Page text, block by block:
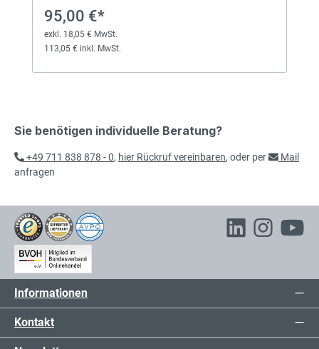
95,00 €*
exkl. 18,05 € MwSt.
113,05 € inkl. MwSt.
Sie benötigen individuelle Beratung?
+49 711 838 878 - 0, hier Rückruf vereinbaren, oder per
Mail
anfragen
Informationen
Kontakt